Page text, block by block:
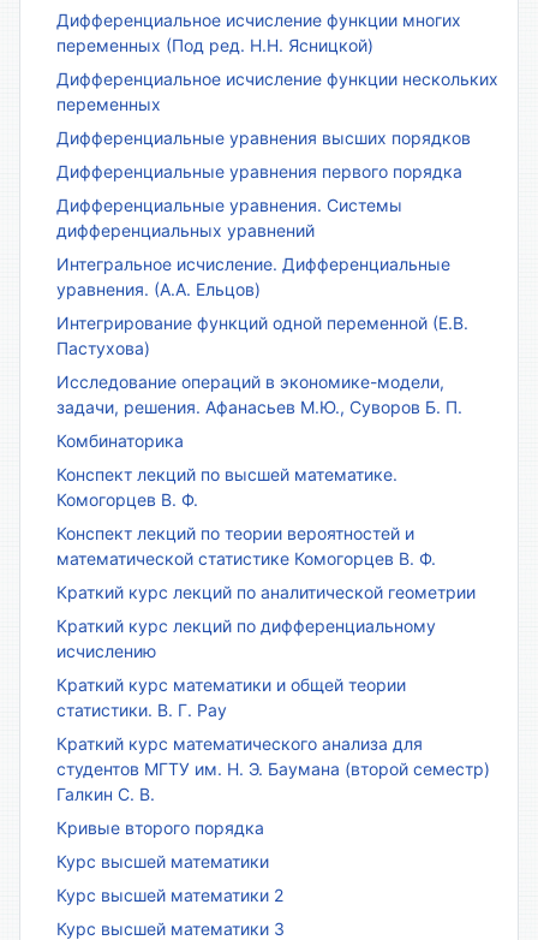
Дифференциальное исчисление функции многих
переменных (Под ред. Н.Н. Ясницкой)
Дифференциальное исчисление функции нескольких
переменных
Дифференциальные уравнения высших порядков
Дифференциальные уравнения первого порядка
Дифференциальные уравнения. Системы
дифференциальных уравнений
Интегральное исчисление. Дифференциальные
уравнения. (А.А. Ельцов)
Интегрирование функций одной переменной (Е.В.
Пастухова)
Исследование операций в экономике-модели,
задачи, решения. Афанасьев М.Ю., Суворов Б. П.
Комбинаторика
Конспект лекций по высшей математике.
Комогорцев В. Ф.
Конспект лекций по теории вероятностей и
математической статистике Комогорцев В. Ф.
Краткий курс лекций по аналитической геометрии
Краткий курс лекций по дифференциальному
исчислению
Краткий курс математики и общей теории
статистики. В. Г. Рау
Краткий курс математического анализа для
студентов МГТУ им. Н. Э. Баумана (второй семестр)
Галкин С. В.
Кривые второго порядка
Курс высшей математики
Курс высшей математики 2
Курс высшей математики 3